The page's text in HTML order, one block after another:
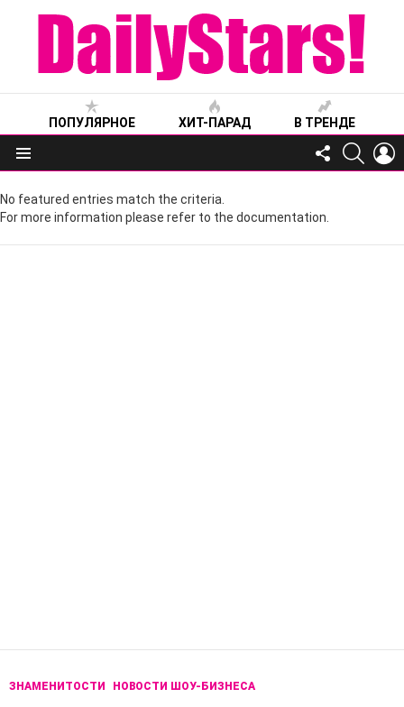
ПОПУЛЯРНОЕ ХИТ-ПАРАД В ТРЕНДЕ
Меню
FOLLOW
US
No featured entries match the criteria.
For more information please refer to the documentation.
ЗНАМЕНИТОСТИ НОВОСТИ ШОУ-БИЗНЕСА